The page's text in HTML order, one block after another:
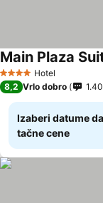
4 ZvezdiceHotel
Main Plaza
8,2 Vrlo dobro
Izaberi datume
tačne cene